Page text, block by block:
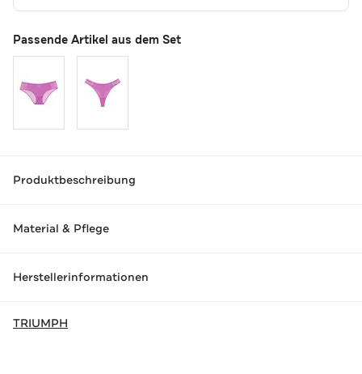
Passende Artikel aus dem Set
Produktbeschreibung
Material & Pflege
Herstellerinformationen
TRIUMPH